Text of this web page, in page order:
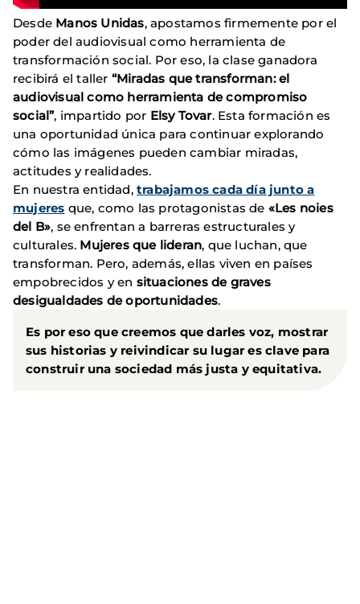
Desde Manos Unidas, apostamos firmemente por el
poder del audiovisual como herramienta de
transformación social. Por eso, la clase ganadora
recibirá el taller “Miradas que transforman: el
audiovisual como herramienta de compromiso
social”, impartido por Elsy Tovar. Esta formación es
una oportunidad única para continuar explorando
cómo las imágenes pueden cambiar miradas,
actitudes y realidades.
En nuestra entidad, trabajamos cada día junto a
mujeres que, como las protagonistas de «Les noies
del B», se enfrentan a barreras estructurales y
culturales. Mujeres que lideran, que luchan, que
transforman. Pero, además, ellas viven en países
empobrecidos y en situaciones de graves
desigualdades de oportunidades.
Es por eso que creemos que darles voz, mostrar
sus historias y reivindicar su lugar es clave para
construir una sociedad más justa y equitativa.